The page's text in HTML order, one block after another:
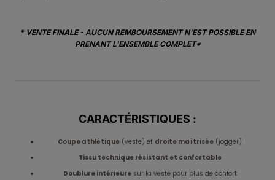
* VENTE FINALE - AUCUN REMBOURSEMENT N'EST POSSIBLE EN
PRENANT L'ENSEMBLE COMPLET*
CARACTÉRISTIQUES :
Coupe athlétique (veste) et droite maîtrisée (jogger)
Tissu technique résistant et confortable
Doublure intérieuresur la veste pour plus de confort